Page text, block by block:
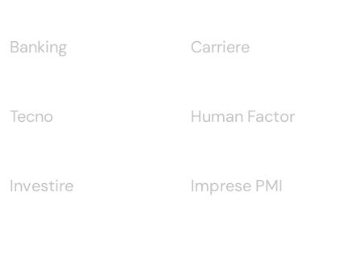
Banking
Tecno
Investire
Carriere
Human Factor
Imprese PMI